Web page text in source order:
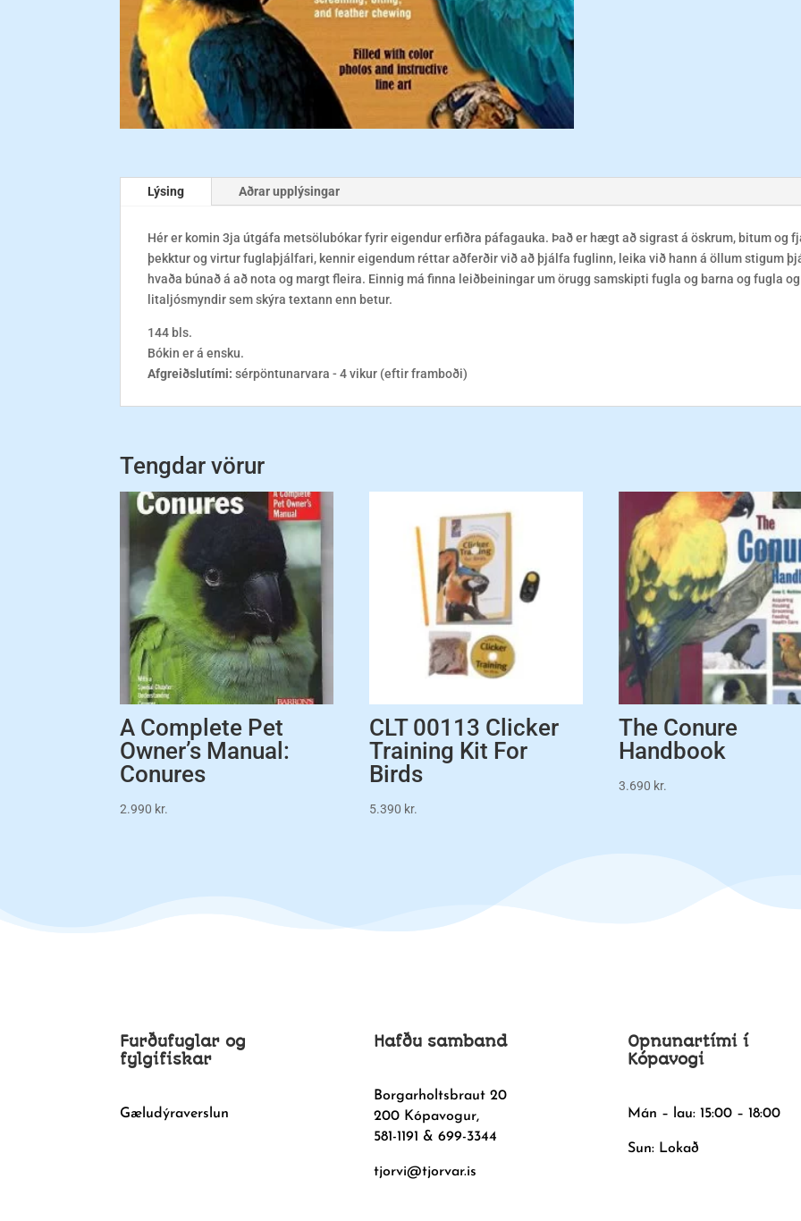
Lýsing Aðrar upplýsingar
Hér er komin 3ja útgáfa metsölubókar fyrir eigendur erfiðra páfagauka. Það er hægt að sigrast á öskrum, bitum og
þekktur og virtur fuglaþjálfari, kennir eigendum réttar aðferðir við að þjálfa fuglinn, leika við hann á öllum stigum
hvaða búnað á að nota og margt fleira. Einnig má finna leiðbeiningar um örugg samskipti fugla og barna og fugla
litaljósmyndir sem skýra textann enn betur.
144 bls.
Bókin er á ensku.
Afgreiðslutími:sérpöntunarvara - 4 vikur (eftir framboði)
Tengdar vörur
A Complete Pet
Owner’s Manual:
Conures
2.990 kr.
CLT 00113 Clicker
Training Kit For
Birds
5.390 kr.
The Conure
Handbook
3.690 kr.
Furðufuglar og
fylgifiskar
Gæludýraverslun
Hafðu samband
Borgarholtsbraut 20
200 Kópavogur,
581-1191 & 699-3344
tjorvi@tjorvar.is
Opnunartími í
Kópavogi
Mán – lau: 15:00 – 18:00
Sun: Lokað